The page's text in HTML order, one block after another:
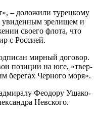
– до­ло­жи­ли ту­рец­ко­му
уви­ден­ным зре­ли­щем и
сво­е­го фло­та, что
с Рос­си­ей.
мир­ный до­го­вор.
по­зи­ции на юге, «твер­
бе­ре­гах Чер­но­го мо­ря».
Фе­о­до­ру Уша­ко­
Нев­ско­го.